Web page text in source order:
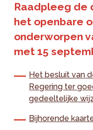
Raadpleeg de
het openbare
onderworpen
met 15
Het besluit van
Regering ter
gedeeltelijke
Bijhorende